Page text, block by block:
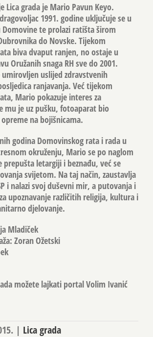
Lica grada je Mario Pavun Keyo.
1991. godine uključuje se u
te prolazi ratišta širom
do Novske. Tijekom
biva dvaput ranjen, no ostaje u
Oružanih snaga RH sve do 2001.
uslijed zdravstvenih
ranjavanja. Već tijekom
Mario pokazuje interes za
je uz pušku, fotoaparat bio
na bojišnicama.
godina Domovinskog rata i rada u
okruženju, Mario se po naglom
letargiji i beznađu, već se
svijetom. Na taj način, zaustavlja
i nalazi svoj duševni mir, a putovanja i
upoznavanje različitih religija, kultura i
djelovanje.
Mladiček
Zoran Ožetski
možete lajkati portal Volim Ivanić
| Lica grada